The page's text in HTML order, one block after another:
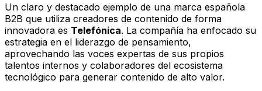
Un claro y destacado ejemplo de una marca española
B2B que utiliza creadores de contenido de forma
innovadora es Telefónica. La compañía ha enfocado su
estrategia en el liderazgo de pensamiento,
aprovechando las voces expertas de sus propios
talentos internos y colaboradores del ecosistema
tecnológico para generar contenido de alto valor.